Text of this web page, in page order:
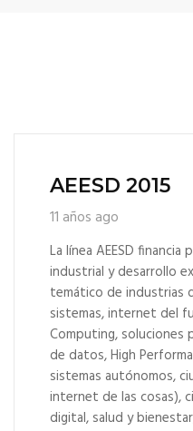
AEESD 2015
11 años ago
La línea AEESD
industrial y desarrollo
temático de industrias
sistemas, internet del
Computing, soluciones
de datos, High
sistemas autónomos,
internet de las cosas),
digital, salud y